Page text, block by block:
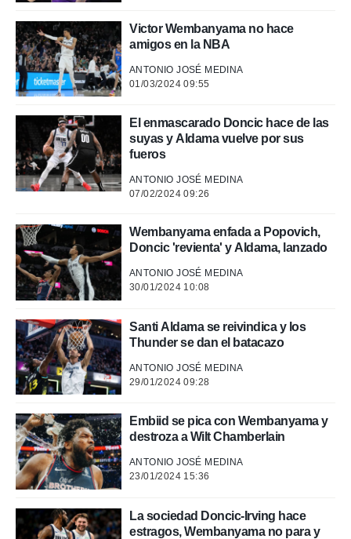
Victor Wembanyama no hace
amigos en la NBA
ANTONIO JOSÉ MEDINA
01/03/2024 09:55
El enmascarado Doncic hace de las
suyas y Aldama vuelve por sus
fueros
ANTONIO JOSÉ MEDINA
07/02/2024 09:26
Wembanyama enfada a Popovich,
Doncic 'revienta' y Aldama, lanzado
ANTONIO JOSÉ MEDINA
30/01/2024 10:08
Santi Aldama se reivindica y los
Thunder se dan el batacazo
ANTONIO JOSÉ MEDINA
29/01/2024 09:28
Embiid se pica con Wembanyama y
destroza a Wilt Chamberlain
ANTONIO JOSÉ MEDINA
23/01/2024 15:36
La sociedad Doncic-Irving hace
estragos, Wembanyama no para y